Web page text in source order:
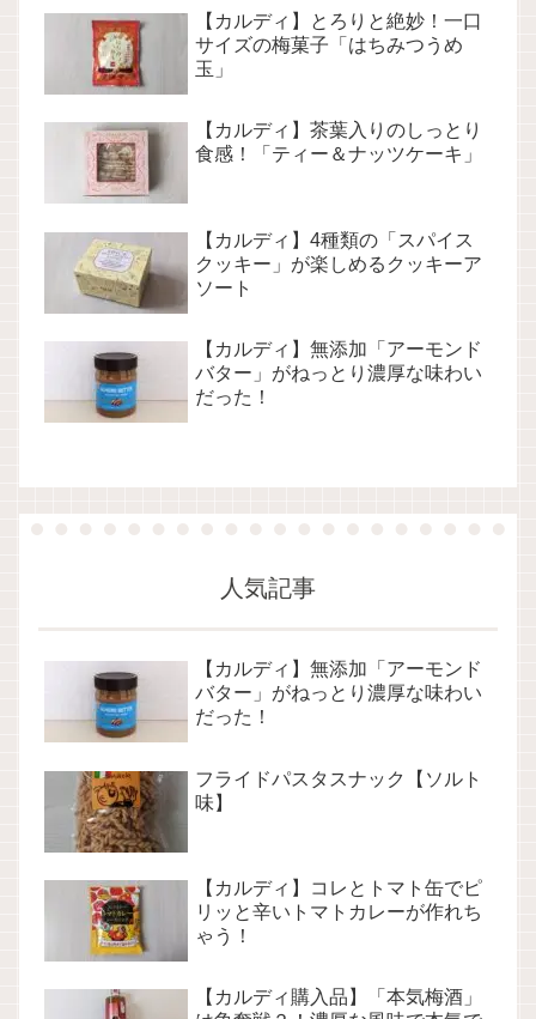
【カルディ】とろりと絶妙！一口
サイズの梅菓子「はちみつうめ
玉」
【カルディ】茶葉入りのしっとり
食感！「ティー＆ナッツケーキ」
【カルディ】4種類の「スパイス
クッキー」が楽しめるクッキーア
ソート
【カルディ】無添加「アーモンド
バター」がねっとり濃厚な味わい
だった！
人気記事
【カルディ】無添加「アーモンド
バター」がねっとり濃厚な味わい
だった！
フライドパスタスナック【ソルト
味】
【カルディ】コレとトマト缶でピ
リッと辛いトマトカレーが作れち
ゃう！
【カルディ購入品】「本気梅酒」